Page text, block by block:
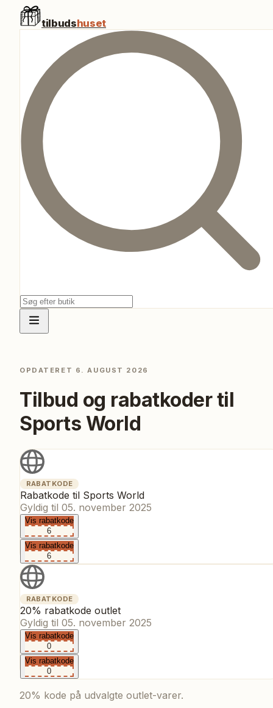
tilbudshuset
OPDATERET 6. AUGUST 2026
Tilbud og rabatkoder til
Sports World
RABATKODE
Rabatkode til Sports World
Gyldig til 05. november 2025
Vis rabatkode
6
Vis rabatkode
6
RABATKODE
20% rabatkode outlet
Gyldig til 05. november 2025
Vis rabatkode
0
Vis rabatkode
0
20% kode på udvalgte outlet-varer.